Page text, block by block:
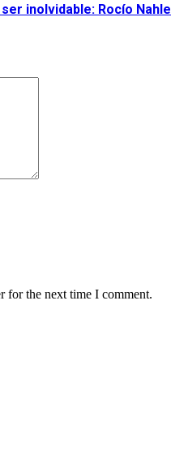
inolvidable: Rocío Nahle
for the next time I comment.